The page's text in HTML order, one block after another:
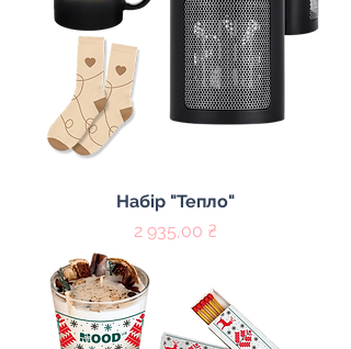
Набір "Тепло"
Цена
2 935,00 ₴